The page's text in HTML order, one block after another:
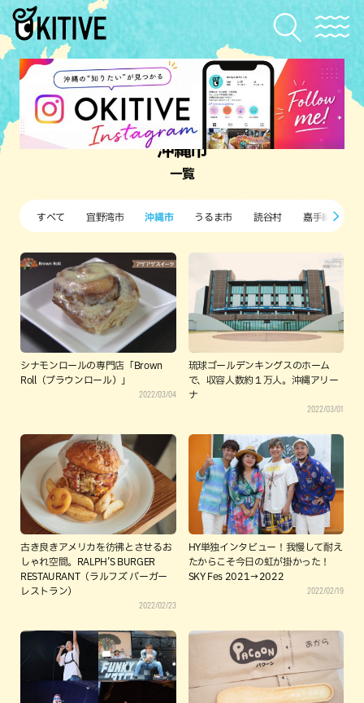
沖縄市
一覧
すべて 宜野湾市 沖縄市 うるま市 読谷村 嘉手納町
シナモンロールの専門店「Brown
Roll（ブラウンロール）」
2022/03/04
琉球ゴールデンキングスのホーム
で、収容人数約１万人。沖縄アリー
ナ
2022/03/01
古き良きアメリカを彷彿とさせるお
しゃれ空間。RALPH’S BURGER
RESTAURANT（ラルフズ バーガー
レストラン）
2022/02/23
HY単独インタビュー！我慢して耐え
たからこそ今日の虹が掛かった！
SKY Fes 2021→2022
2022/02/19